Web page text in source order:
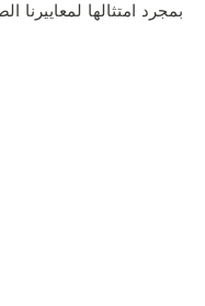
بمجرد امتثالها لمعاييرنا